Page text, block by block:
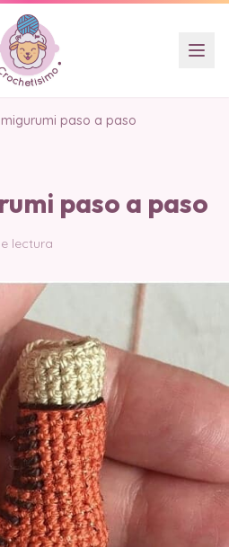
paso a paso
paso a paso
lectura